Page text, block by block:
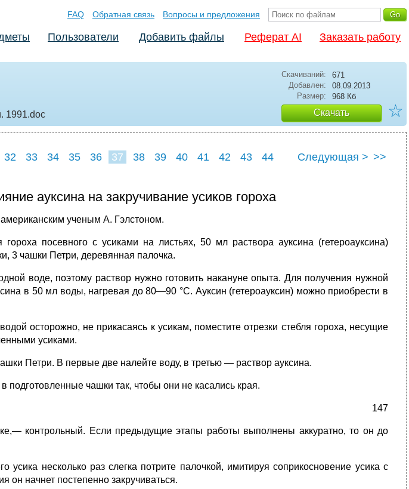
FAQ Обратная связь Вопросы и предложения
Пользователи Добавить файлы Реферат AI Заказать работу
1991.doc
Скачиваний:
671
Добавлен:
08.09.2013
Размер:
968 Кб
Скачать ☆
32 33 34 35 36 37 38 39 40 41 42 43
44
Следующая > >>
ауксина на закручивание усиков гороха
ученым А. Гэлстоном.
посевного с усиками на листьях, 50 мл раство­ра ауксина (гетероауксина)
3 чашки Петри, дере­вянная палочка.
воде, поэтому раствор нужно готовить накануне опыта. Для получения нужной
в 50 мл воды, нагревая до 80—90 °С. Ауксин (гетероауксин) можно приобрести в
осторожно, не прикасаясь к усикам, помести­те отрезки стебля гороха, несущие
усиками.
Пет­ри. В первые две налейте воду, в третью — раствор ауксина.
под­готовленные чашки так, чтобы они не каса­лись края.
147
контрольный. Если предыдущие этапы работы выполнены аккуратно, то он до
усика несколько раз слегка потрите палоч­кой, имитируя соприкосновение усика с
он начнет по­степенно закручиваться.